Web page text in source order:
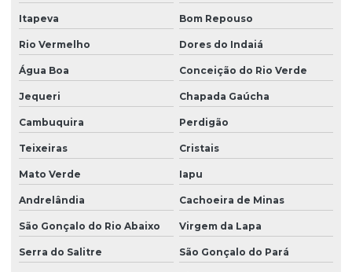
Itapeva Bom Repouso
Rio Vermelho Dores do Indaiá
Água Boa Conceição do Rio Verde
Jequeri Chapada Gaúcha
Cambuquira Perdigão
Teixeiras Cristais
Mato Verde Iapu
Andrelândia Cachoeira de Minas
São Gonçalo do Rio Abaixo Virgem da Lapa
Serra do Salitre São Gonçalo do Pará